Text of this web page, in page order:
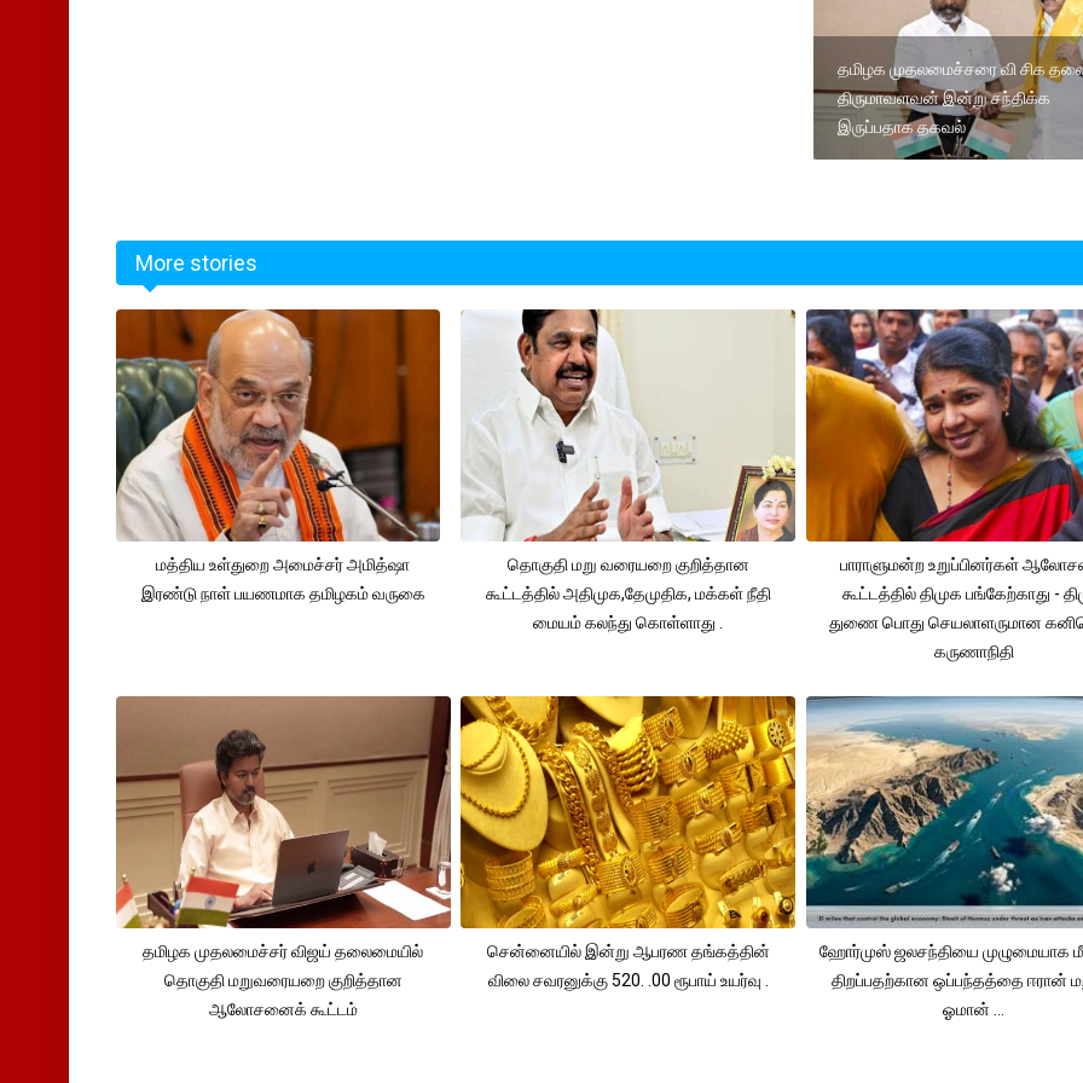
தமிழக முதலமைச்சரை வி சிக
திருமாவளவன் இன்று சந்திக்க
இருப்பதாக தகவல்
More stories
மத்திய உள்துறை அமைச்சர் அமித்ஷா
இரண்டு நாள் பயணமாக தமிழகம் வருகை
தொகுதி மறு வரையறை குறித்தான
கூட்டத்தில் அதிமுக,தேமுதிக, மக்கள் நீதி
மையம் கலந்து கொள்ளாது .
பாராளுமன்ற உறுப்பினர்கள்
கூட்டத்தில் திமுக பங்கேற்காது -
துணை பொது செயலாளருமான
கருணாநிதி
தமிழக முதலமைச்சர் விஜய் தலைமையில்
தொகுதி மறுவரையறை குறித்தான
ஆலோசனைக் கூட்டம்
சென்னையில் இன்று ஆபரண தங்கத்தின்
விலை சவரனுக்கு 520. .00 ரூபாய் உயர்வு .
ஹோர்முஸ் ஜலசந்தியை முழுமையாக
திறப்பதற்கான ஒப்பந்தத்தை ஈரான்
ஓமான் ...